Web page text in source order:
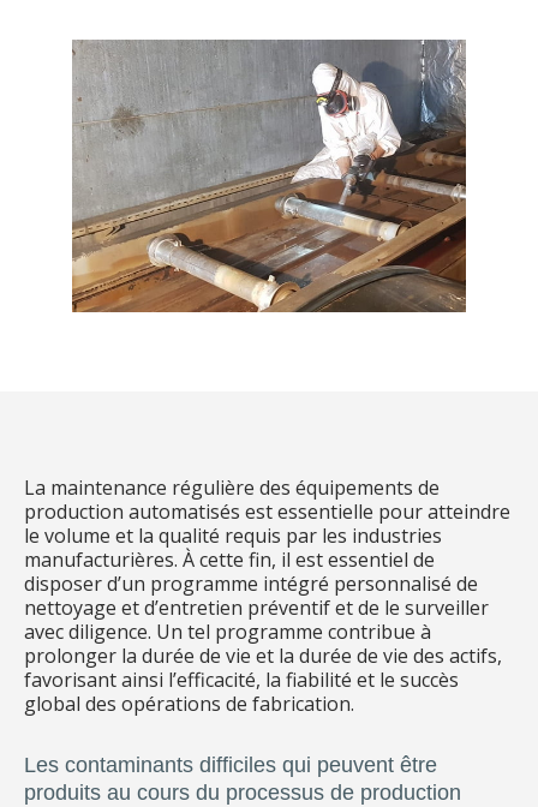
La maintenance régulière des équipements de
production automatisés est essentielle pour atteindre
le volume et la qualité requis par les industries
manufacturières. À cette fin, il est essentiel de
disposer d’un programme intégré personnalisé de
nettoyage et d’entretien préventif et de le surveiller
avec diligence. Un tel programme contribue à
prolonger la durée de vie et la durée de vie des actifs,
favorisant ainsi l’efficacité, la fiabilité et le succès
global des opérations de fabrication.
Les contaminants difficiles qui peuvent être
produits au cours du processus de production